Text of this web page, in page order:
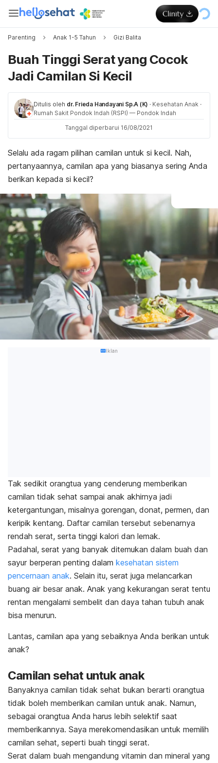
Parenting Anak 1-5 Tahun Gizi Balita
Buah Tinggi Serat yang Cocok
Jadi Camilan Si Kecil
Ditulis oleh dr. Frieda Handayani Sp.A (K) · Kesehatan Anak ·
Rumah Sakit Pondok Indah (RSPI) — Pondok Indah
Tanggal diperbarui 16/08/2021
Selalu ada ragam pilihan camilan untuk si kecil. Nah,
pertanyaannya, camilan apa yang biasanya sering Anda
berikan kepada si kecil?
Iklan
Tak sedikit orangtua yang cenderung memberikan
camilan tidak sehat sampai anak akhirnya jadi
ketergantungan, misalnya gorengan, donat, permen, dan
keripik kentang. Daftar camilan tersebut sebenarnya
rendah serat, serta tinggi kalori dan lemak.
Padahal, serat yang banyak ditemukan dalam buah dan
sayur berperan penting dalam kesehatan sistem
pencernaan anak. Selain itu, serat juga melancarkan
buang air besar anak. Anak yang kekurangan serat tentu
rentan mengalami sembelit dan daya tahan tubuh anak
bisa menurun.
Lantas, camilan apa yang sebaiknya Anda berikan untuk
anak?
Camilan sehat untuk anak
Banyaknya camilan tidak sehat bukan berarti orangtua
tidak boleh memberikan camilan untuk anak. Namun,
sebagai orangtua Anda harus lebih selektif saat
memberikannya. Saya merekomendasikan untuk memilih
camilan sehat, seperti buah tinggi serat.
Serat dalam buah mengandung vitamin dan mineral yang